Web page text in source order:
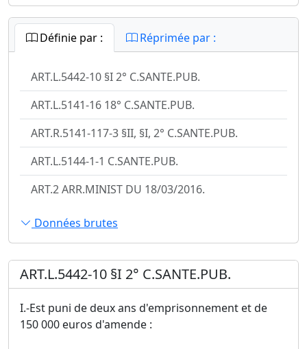
Définie par : Réprimée par :
ART.L.5442-10 §I 2° C.SANTE.PUB.
ART.L.5141-16 18° C.SANTE.PUB.
ART.R.5141-117-3 §II, §I, 2° C.SANTE.PUB.
ART.L.5144-1-1 C.SANTE.PUB.
ART.2 ARR.MINIST DU 18/03/2016.
Données brutes
ART.L.5442-10 §I 2° C.SANTE.PUB.
I.-Est puni de deux ans d'emprisonnement et de
150 000 euros d'amende :